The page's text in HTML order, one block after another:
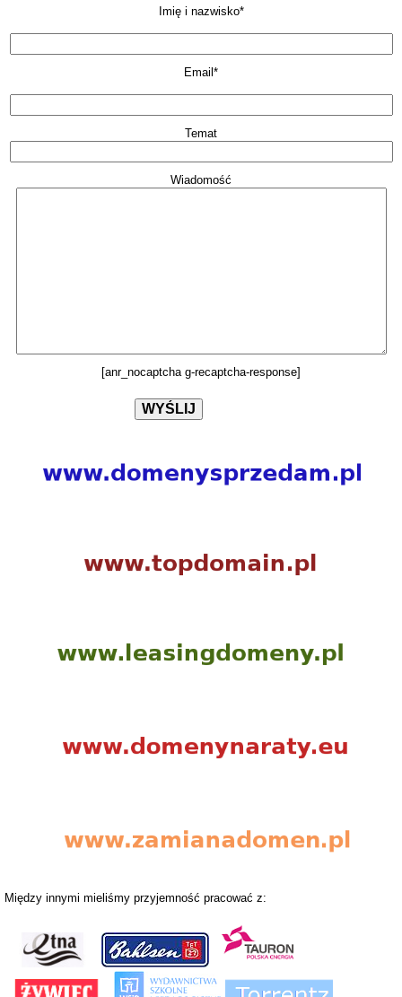
Imię i nazwisko*
Email*
Temat
Wiadomość
[anr_nocaptcha g-recaptcha-response]
Między innymi mieliśmy przyjemność pracować z: